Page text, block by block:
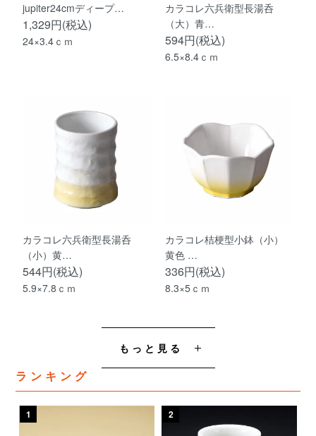
jupiter24cmディープ…
1,329円(税込)
24×3.4ｃｍ
カラコレ六兵衛型長湯呑
（大）青…
594円(税込)
6.5×8.4ｃｍ
カラコレ六兵衛型長湯呑
（小）黄…
544円(税込)
5.9×7.8ｃｍ
カラコレ桔梗型小鉢（小）
黄色 …
336円(税込)
8.3×5ｃｍ
もっと見る
ランキング
1 2